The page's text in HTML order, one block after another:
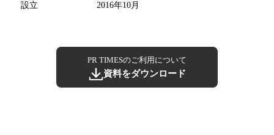
設立
2016年10月
PR TIMESのご利用について
資料をダウンロード